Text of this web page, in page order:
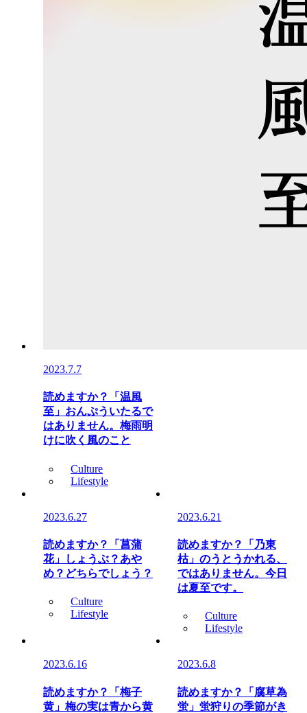
2023.7.7
読めますか？「温風
至」おんぷういたるで
はありません。梅雨明
けに吹く風のこと
Culture
Lifestyle
2023.6.27
読めますか？「菖蒲
花」しょうぶ？あや
め？どちらでしょう？
Culture
Lifestyle
2023.6.21
読めますか？「乃東
枯」のうとうかれる、
ではありません。今日
は夏至です。
Culture
Lifestyle
2023.6.16
読めますか？「梅子
黄」梅の実は青から黄
2023.6.8
読めますか？「腐草為
蛍」蛍狩りの季節がき